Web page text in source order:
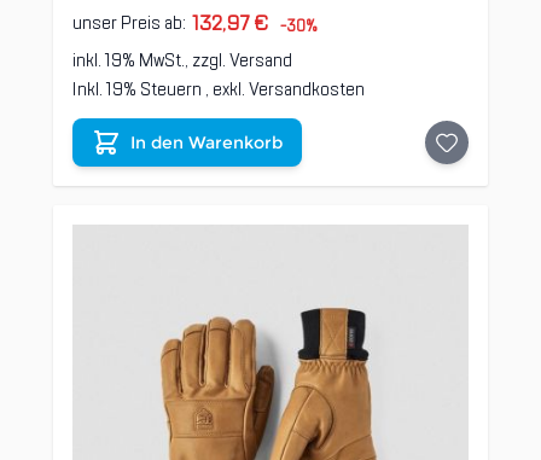
unser Preis ab: 132,97 € -30%
inkl. 19% MwSt., zzgl.Versand
Inkl. 19% Steuern , exkl.Versandkosten
In den Warenkorb